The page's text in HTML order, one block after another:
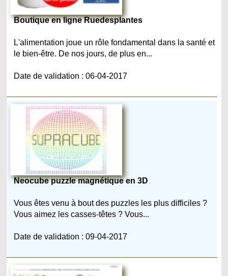
Boutique en ligne Ruedesplantes
L'alimentation joue un rôle fondamental dans la santé et
le bien-être. De nos jours, de plus en...
Date de validation : 06-04-2017
Neocube puzzle magnétique en 3D
Vous êtes venu à bout des puzzles les plus difficiles ?
Vous aimez les casses-têtes ? Vous...
Date de validation : 09-04-2017